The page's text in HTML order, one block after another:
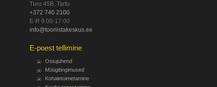
Turu 45B, Tartu
+372 740 2100
E-R 9.00-17.00
info@tooriistakeskus.ee
E-poest tellimine
Ostujuhend
Müügitingimused
Kohaletoimetamine